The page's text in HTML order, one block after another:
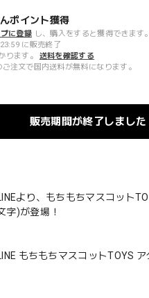
ポイント獲得
に登録 し、購入をすると獲得できます。
に販売終了
ります。
送料を確認する
注文で国内送料が無料になります。
販売期間が終了しました
より、もちもちマスコット
字)が登場！
もちもちマスコットTOYS